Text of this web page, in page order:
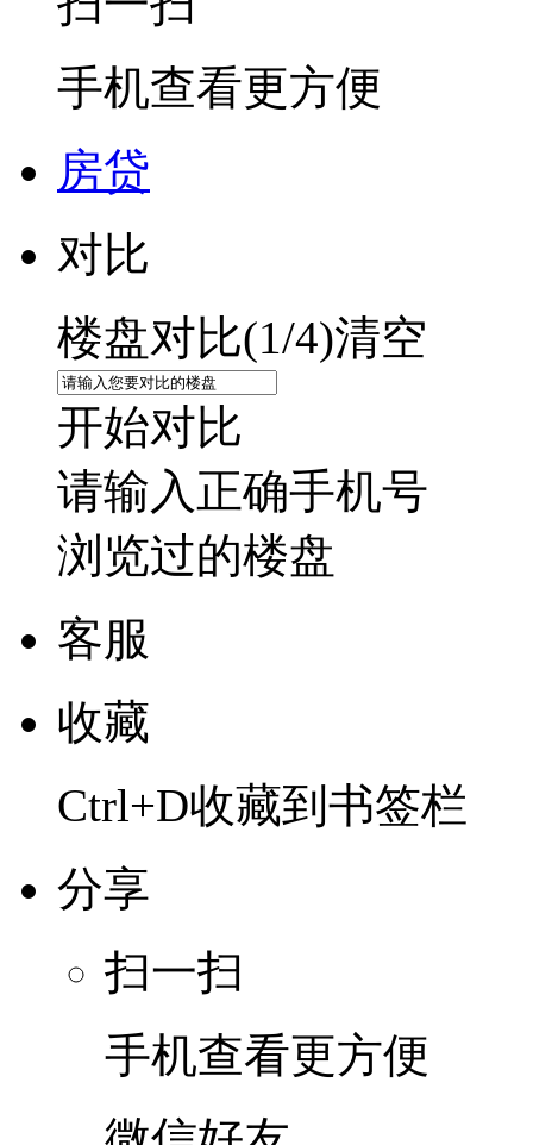
手机查看更方便
房贷
对比
楼盘对比(1/4)清空
开始对比
请输入正确手机号
浏览过的楼盘
客服
收藏
Ctrl+D收藏到书签栏
分享
扫一扫
手机查看更方便